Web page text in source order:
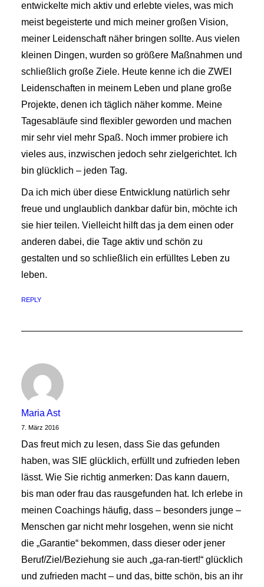
entwickelte mich aktiv und erlebte vieles, was mich
meist begeisterte und mich meiner großen Vision,
meiner Leidenschaft näher bringen sollte. Aus vielen
kleinen Dingen, wurden so größere Maßnahmen und
schließlich große Ziele. Heute kenne ich die ZWEI
Leidenschaften in meinem Leben und plane große
Projekte, denen ich täglich näher komme. Meine
Tagesabläufe sind flexibler geworden und machen
mir sehr viel mehr Spaß. Noch immer probiere ich
vieles aus, inzwischen jedoch sehr zielgerichtet. Ich
bin glücklich – jeden Tag.
Da ich mich über diese Entwicklung natürlich sehr
freue und unglaublich dankbar dafür bin, möchte ich
sie hier teilen. Vielleicht hilft das ja dem einen oder
anderen dabei, die Tage aktiv und schön zu
gestalten und so schließlich ein erfülltes Leben zu
leben.
REPLY
Maria Ast
7. März 2016
Das freut mich zu lesen, dass Sie das gefunden
haben, was SIE glücklich, erfüllt und zufrieden leben
lässt. Wie Sie richtig anmerken: Das kann dauern,
bis man oder frau das rausgefunden hat. Ich erlebe in
meinen Coachings häufig, dass – besonders junge –
Menschen gar nicht mehr losgehen, wenn sie nicht
die „Garantie“ bekommen, dass dieser oder jener
Beruf/Ziel/Beziehung sie auch „ga-ran-tiert!“ glücklich
und zufrieden macht – und das, bitte schön, bis an ihr